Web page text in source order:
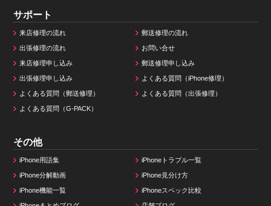
サポート
来店修理の流れ 郵送修理の流れ
出張修理の流れ お問い合せ
来店修理申し込み 郵送修理申し込み
出張修理申し込み よくある質問（iPhone修理）
よくある質問（郵送修理） よくある質問（出張修理）
よくある質問（G-PACK）
その他
iPhone用語集 iPhoneトラブル一覧
iPhone分解動画 iPhone見分け方
iPhone機能一覧 iPhoneスペック比較